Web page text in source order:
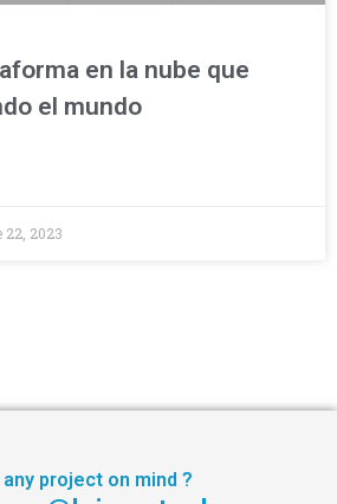
en la nube que
el mundo
22, 2023
any project on mind ?